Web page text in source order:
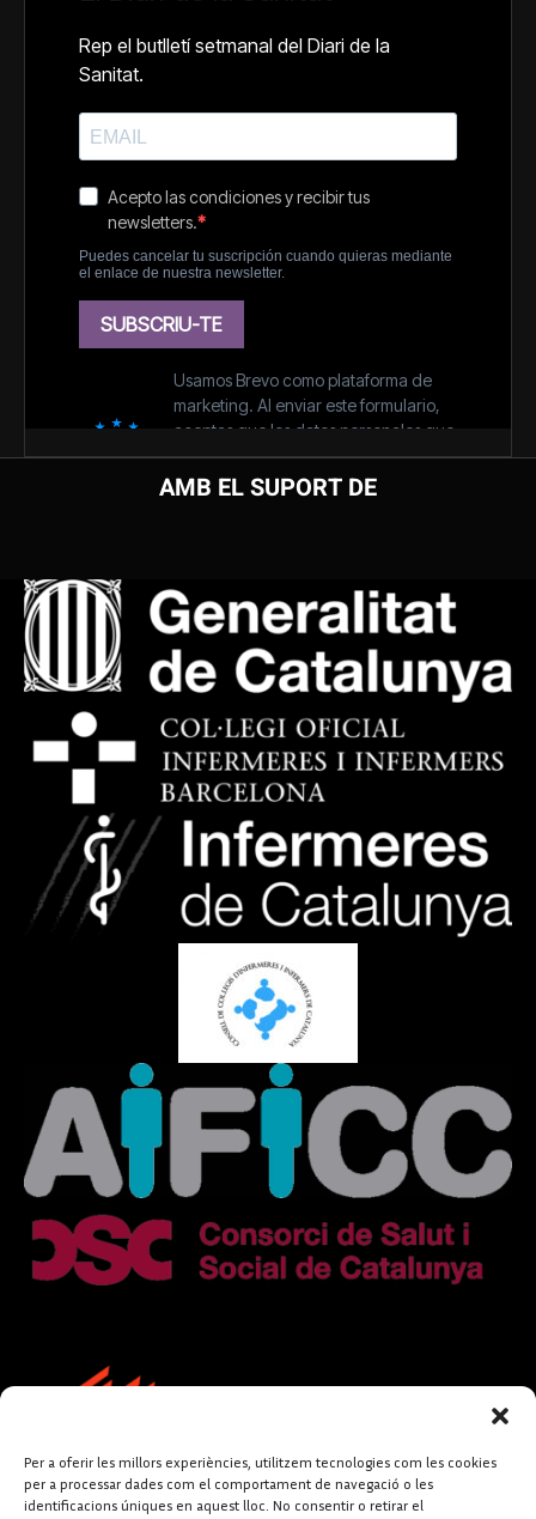
Per a oferir les millors experiències, utilitzem tecnologies com les cookies
per a processar dades com el comportament de navegació o les
identificacions úniques en aquest lloc. No consentir o retirar el
AMB EL SUPORT DE